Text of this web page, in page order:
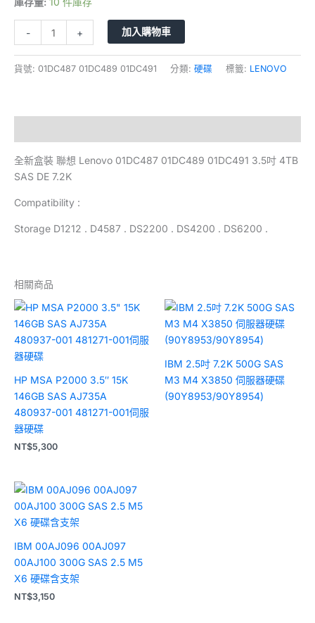
- + 加入購物車
貨號: 01DC487 01DC489 01DC491 分類: 硬碟 標籤: LENOVO
全新盒裝 聯想 Lenovo 01DC487 01DC489 01DC491 3.5吋 4TB
SAS DE 7.2K
Compatibility :
Storage D1212 . D4587 . DS2200 . DS4200 . DS6200 .
相關商品
HP MSA P2000 3.5″ 15K
146GB SAS AJ735A
480937-001 481271-001伺服
器硬碟
NT$5,300
IBM 2.5吋 7.2K 500G SAS
M3 M4 X3850 伺服器硬碟
(90Y8953/90Y8954)
IBM 00AJ096 00AJ097
00AJ100 300G SAS 2.5 M5
X6 硬碟含支架
NT$3,150